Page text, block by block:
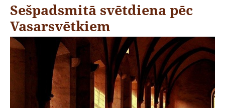
Sešpadsmitā svētdiena pēc
Vasarsvētkiem